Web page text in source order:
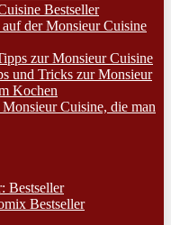
Bestseller
der Monsieur Cuisine
zur Monsieur Cuisine
und Tricks zur Monsieur
Kochen
Cuisine, die man
Bestseller
Bestseller